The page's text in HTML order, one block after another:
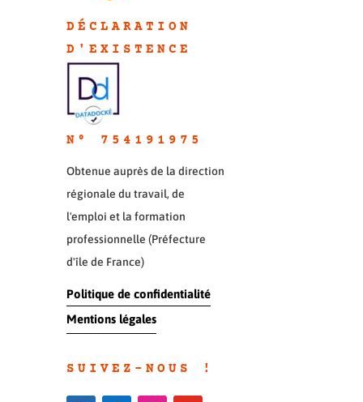
DÉCLARATION
D'EXISTENC E
N° 754191975
Obtenue auprès de la direction
régionale du travail, de
l'emploi et la formation
professionnelle (Préfecture
d'île de France)
Politique de confidentialité
Mentions légales
SUIVEZ-NOUS !